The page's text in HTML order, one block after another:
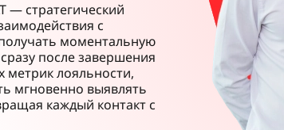
— стратегический
с
моментальную
после завершения
метрик лояльности,
мгновенно выявлять
каждый контакт с